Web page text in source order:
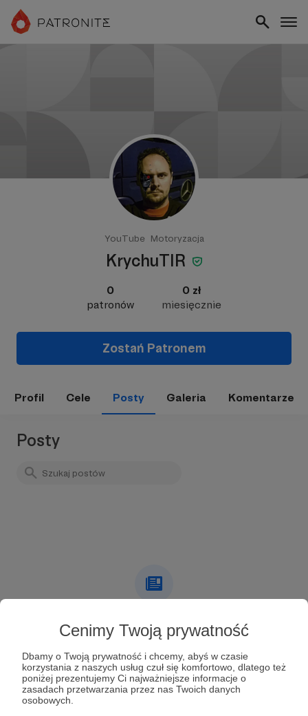
Cenimy Twoją prywatność
Dbamy o Twoją prywatność i chcemy, abyś w czasie
korzystania z naszych usług czuł się komfortowo, dlatego też
poniżej prezentujemy Ci najważniejsze informacje o
zasadach przetwarzania przez nas Twoich danych
osobowych.
YouTube Motoryzacja
KrychuTIR
0
patronów
0 zł
miesięcznie
Zostań Patronem
Profil Cele Posty Galeria Komentarze
Posty
Lista postów jest pusta
Autor nie dodał jeszcze żadnych postów